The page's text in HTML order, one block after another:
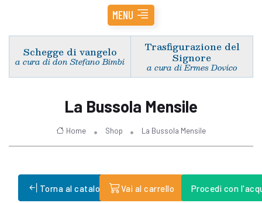
MENU
Schegge di vangelo
a cura di don Stefano Bimbi
Trasfigurazione del
Signore
a cura di Ermes Dovico
La Bussola Mensile
Home Shop La Bussola Mensile
Torna al catalogo Vai al carrello Procedi con